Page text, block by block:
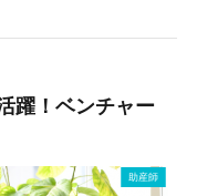
躍！ベンチャー
助産師